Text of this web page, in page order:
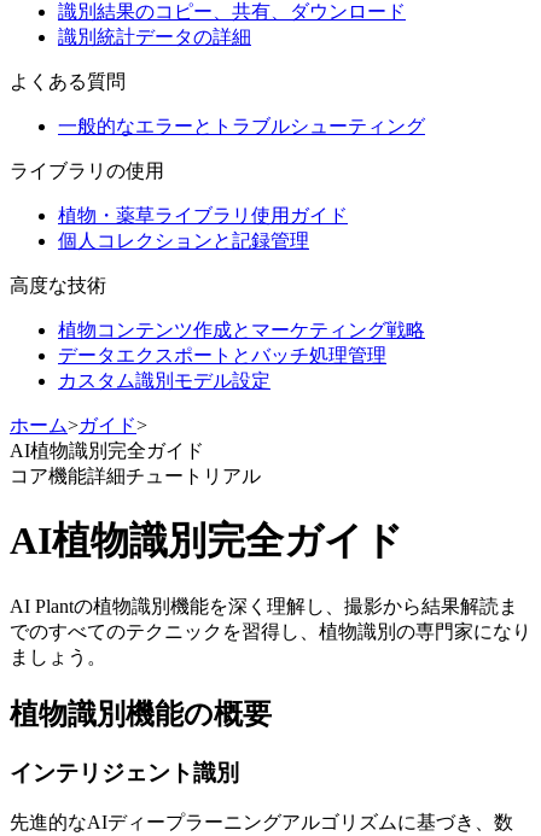
識別結果のコピー、共有、ダウンロード
識別統計データの詳細
よくある質問
一般的なエラーとトラブルシューティング
ライブラリの使用
植物・薬草ライブラリ使用ガイド
個人コレクションと記録管理
高度な技術
植物コンテンツ作成とマーケティング戦略
データエクスポートとバッチ処理管理
カスタム識別モデル設定
ホーム>ガイド>
AI植物識別完全ガイド
コア機能詳細チュートリアル
AI植物識別完全ガイド
AI Plantの植物識別機能を深く理解し、撮影から結果解読ま
でのすべてのテクニックを習得し、植物識別の専門家になり
ましょう。
植物識別機能の概要
インテリジェント識別
先進的なAIディープラーニングアルゴリズムに基づき、数